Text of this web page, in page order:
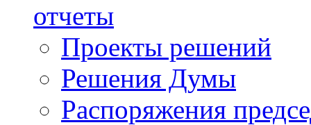
отчеты
Проекты решений
Решения Думы
Распоряжения